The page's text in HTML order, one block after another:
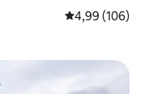
Μέση
4,99 (106)